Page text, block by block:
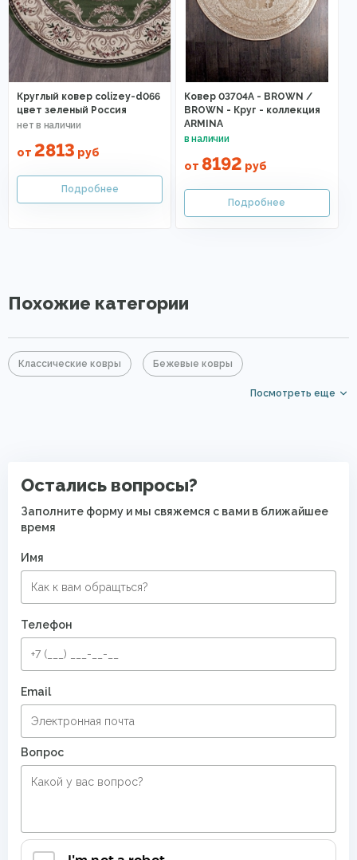
Круглый ковер colizey-d066
цвет зеленый Россия
от 2813 руб
Ковер 03704A - BROWN /
BROWN - Круг - коллекция
ARMINA
от 8192 руб
Похожие категории
Классические ковры Бежевые ковры
Ковры с коротким ворсомПосмотреть еще
Остались вопросы?
Заполните форму и мы свяжемся с вами в ближайшее
время
Имя
Телефон
Email
Вопрос